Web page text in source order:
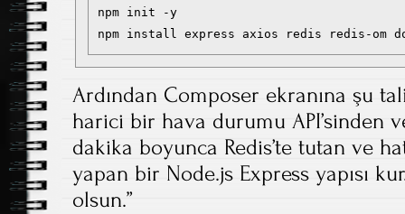
npm init -y
Ardından Composer ekranına şu
harici bir hava durumu API’sinden
dakika boyunca Redis’te tutan ve
yapan bir Node.js Express yapısı
olsun.”